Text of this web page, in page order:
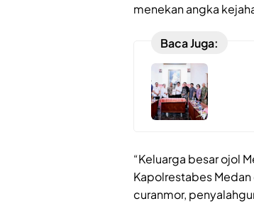
menekan angka
Baca Juga:
“Keluarga besar ojol
Kapolrestabes
curanmor,